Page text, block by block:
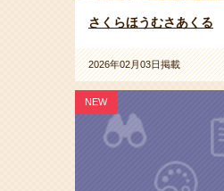
さくらほうむさあくる
2026年02月03日掲載
NEW